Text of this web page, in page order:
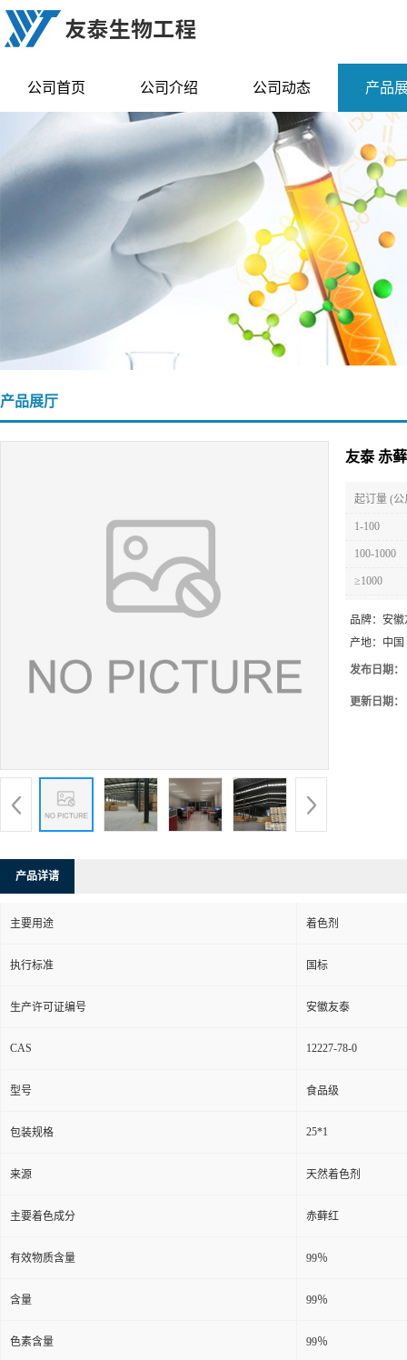
公司首页 公司介绍 公司动态 产品
产品展厅
友泰 赤
起订量 (公
1-100
100-1000
≥1000
品牌： 安徽
产地： 中国
发布日期：
更新日期：
产品详请
主要用途 着色剂
执行标准 国标
生产许可证编号 安徽友泰
CAS 12227-78-0
型号 食品级
包装规格 25*1
来源 天然着色剂
主要着色成分 赤藓红
有效物质含量 99％
含量 99％
色素含量 99％